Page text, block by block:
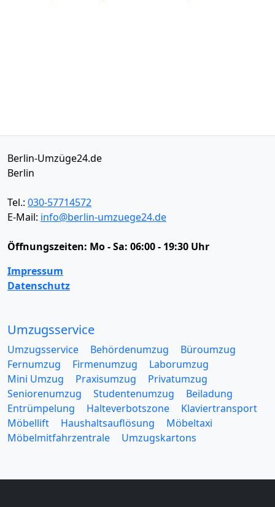
Berlin-Umzüge24.de
Berlin
Tel.: 030-57714572
E-Mail: info@berlin-umzuege24.de
Öffnungszeiten: Mo - Sa: 06:00 - 19:30 Uhr
Impressum
Datenschutz
Umzugsservice
Umzugsservice Behördenumzug
Büroumzug
Fernumzug
Firmenumzug
Laborumzug
Mini Umzug
Praxisumzug
Privatumzug
Seniorenumzug
Studentenumzug
Beiladung
Entrümpelung
Halteverbotszone
Klaviertransport
Möbellift
Haushaltsauflösung
Möbeltaxi
Möbelmitfahrzentrale
Umzugskartons